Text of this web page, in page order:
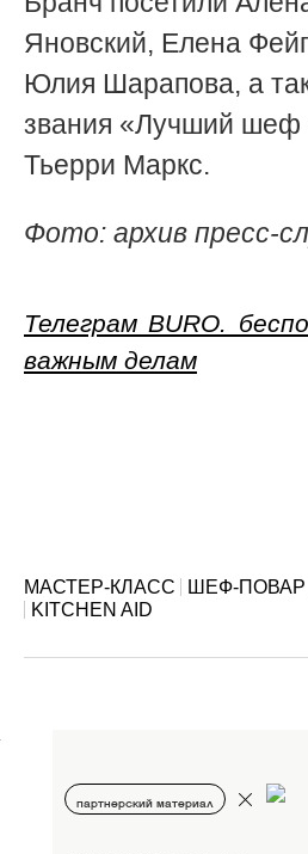
Яновский, Елена
Юлия Шарапова, а
звания «Лучший шеф
Тьерри Маркс.
Фото: архив пресс-
Телеграм BURO.
важным делам
МАСТЕР-КЛАСС ШЕФ-ПОВАР
KITCHEN AID
партнерский материал